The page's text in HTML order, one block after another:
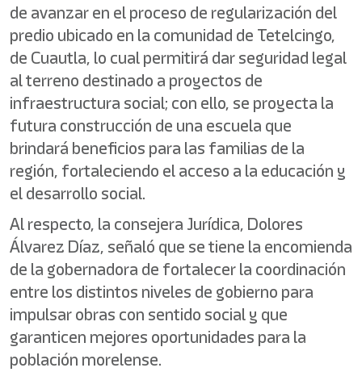
de avanzar en el proceso de regularización del
predio ubicado en la comunidad de Tetelcingo,
de Cuautla, lo cual permitirá dar seguridad legal
al terreno destinado a proyectos de
infraestructura social; con ello, se proyecta la
futura construcción de una escuela que
brindará beneficios para las familias de la
región, fortaleciendo el acceso a la educación y
el desarrollo social.
Al respecto, la consejera Jurídica, Dolores
Álvarez Díaz, señaló que se tiene la encomienda
de la gobernadora de fortalecer la coordinación
entre los distintos niveles de gobierno para
impulsar obras con sentido social y que
garanticen mejores oportunidades para la
población morelense.